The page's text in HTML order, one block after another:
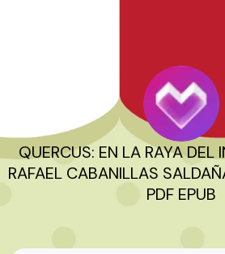
QUERCUS: EN LA RAYA DEL
RAFAEL CABANILLAS
PDF EPUB